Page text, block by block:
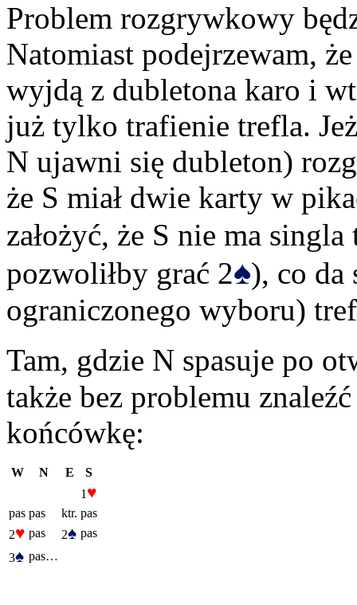
Problem rozgrywkowy
Natomiast podejrzewam,
wyjdą z dubletona karo i
już tylko trafienie trefla.
N ujawni się dubleton)
że S miał dwie karty w
założyć, że S nie ma
pozwoliłby grać 2♠), co da
ograniczonego wyboru)
Tam, gdzie N spasuje po
także bez problemu
końcówkę:
W N E
S
1 ♥
pas pas ktr. pas
2♥ pas 2♠ pas
3♠ pas…